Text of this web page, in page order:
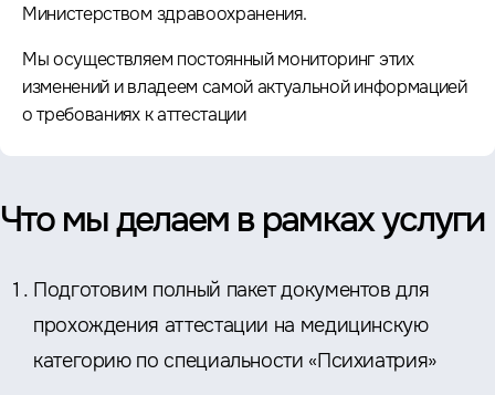
Министерством здравоохранения.
Мы осуществляем постоянный мониторинг этих
изменений и владеем самой актуальной информацией
о требованиях к аттестации
Что мы делаем в рамках услуги
Подготовим полный пакет документов для
прохождения аттестации на медицинскую
категорию по специальности «Психиатрия»